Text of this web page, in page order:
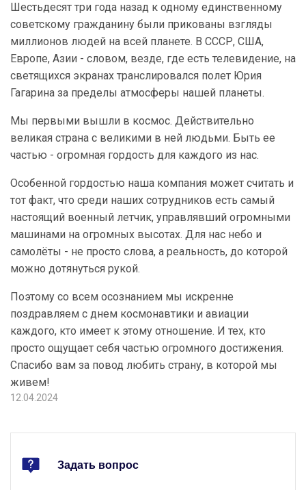
Шестьдесят три года назад к одному единственному
советскому гражданину были прикованы взгляды
миллионов людей на всей планете. В СССР, США,
Европе, Азии - словом, везде, где есть телевидение, на
светящихся экранах транслировался полет Юрия
Гагарина за пределы атмосферы нашей планеты.
Мы первыми вышли в космос. Действительно
великая страна с великими в ней людьми. Быть ее
частью - огромная гордость для каждого из нас.
Особенной гордостью наша компания может считать и
тот факт, что среди наших сотрудников есть самый
настоящий военный летчик, управлявший огромными
машинами на огромных высотах. Для нас небо и
самолёты - не просто слова, а реальность, до которой
можно дотянуться рукой.
Поэтому со всем осознанием мы искренне
поздравляем с днем космонавтики и авиации
каждого, кто имеет к этому отношение. И тех, кто
просто ощущает себя частью огромного достижения.
Спасибо вам за повод любить страну, в которой мы
живем!
12.04.2024
Задать вопрос